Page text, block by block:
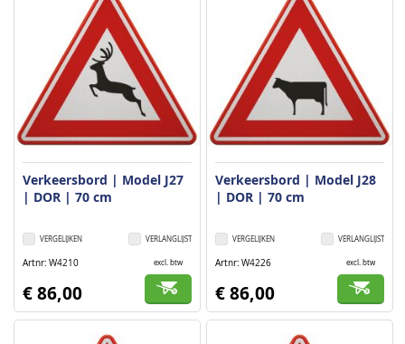
Verkeersbord | Model J27
| DOR | 70 cm
VERLANGLIJST
VERGELIJKEN
Artnr W4210 excl. btw
€ 86,00
Verkeersbord | Model J28
| DOR | 70 cm
VERLANGLIJST
VERGELIJKEN
Artnr W4226 excl. btw
€ 86,00